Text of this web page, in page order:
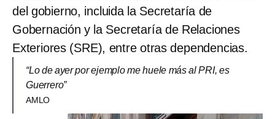
del gobierno, incluida la Secretaría de
Gobernación y la Secretaría de Relaciones
Exteriores (SRE), entre otras dependencias.
“Lo de ayer por ejemplo me huele más al PRI, es
Guerrero”
AMLO